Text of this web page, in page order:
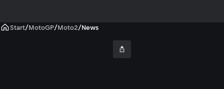
Start/MotoGP/Moto2/News